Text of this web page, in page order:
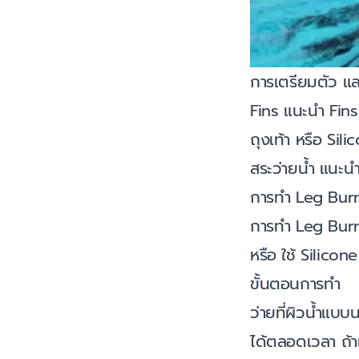
การเตรียมตัว
Fins แนะนำ
ถุงเท้า หรือ
สระว่ายน้ำ แนะ
การทำ Leg
การทำ Leg
หรือ ใช้
ขั้นตอนการทำ
ว่ายที่ผิวน้ำแบบ
ได้ตลอดเวลา ถ้